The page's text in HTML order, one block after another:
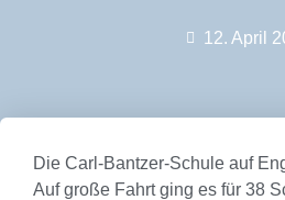
12. April
Die Carl-Bantzer-Schule auf
Auf große Fahrt ging es für 38